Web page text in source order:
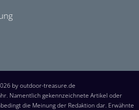
by outdoor-treasure.de
Namentlich gekennzeichnete Artikel oder
die Meinung der Redaktion dar. Erwähnte